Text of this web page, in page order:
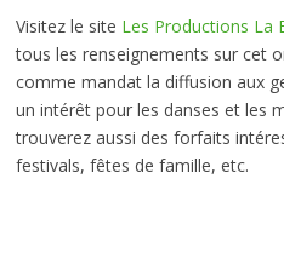
Visitez le site Les Productions La
tous les renseignements sur cet
comme mandat la diffusion aux
un intérêt pour les danses et les
trouverez aussi des forfaits
festivals, fêtes de famille, etc.